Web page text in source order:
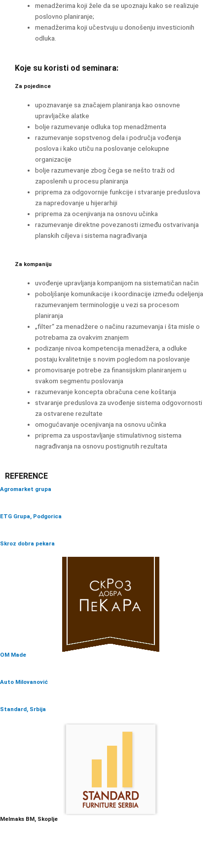
menadžerima koji žele da se upoznaju kako se realizuje
poslovno planiranje;
menadžerima koji učestvuju u donošenju investicionih
odluka.
Koje su koristi od seminara:
Za pojedince
upoznavanje sa značajem planiranja kao osnovne
upravljačke alatke
bolje razumevanje odluka top menadžmenta
razumevanje sopstvenog dela i područja vođenja
poslova i kako utiču na poslovanje celokupne
organizacije
bolje razumevanje zbog čega se nešto traži od
zaposlenih u procesu planiranja
priprema za odgovornije funkcije i stvaranje preduslova
za napredovanje u hijerarhiji
priprema za ocenjivanja na osnovu učinka
razumevanje direktne povezanosti između ostvarivanja
planskih ciljeva i sistema nagrađivanja
Za kompaniju
uvođenje upravljanja kompanijom na sistematičan način
poboljšanje komunikacije i koordinacije između odeljenja
razumevanjem terminologije u vezi sa procesom
planiranja
„filter“ za menadžere o načinu razumevanja i šta misle o
potrebama za ovakvim znanjem
podizanje nivoa kompetencija menadžera, a odluke
postaju kvalitetnije s novim pogledom na poslovanje
promovisanje potrebe za finansijskim planiranjem u
svakom segmentu poslovanja
razumevanje koncepta obračuna cene koštanja
stvaranje preduslova za uvođenje sistema odgovornosti
za ostvarene rezultate
omogućavanje ocenjivanja na osnovu učinka
priprema za uspostavljanje stimulativnog sistema
nagrađivanja na osnovu postignutih rezultata
REFERENCE
Agromarket grupa
ETG Grupa, Podgorica
Skroz dobra pekara
OM Made
Auto Milovanović
Standard, Srbija
Melmaks BM, Skoplje